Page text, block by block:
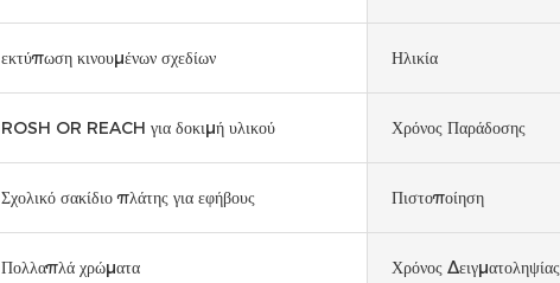
εκτύπωση κινουμένων σχεδίων Ηλικία
ROSH OR REACH για δοκιμή υλικού Χρόνος Παράδοσης
Σχολικό σακίδιο πλάτης για εφήβους Πιστοποίηση
Πολλαπλά χρώματα Χρόνος Δειγματοληψίας